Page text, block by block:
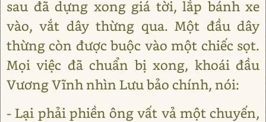
sau đã dựng xong giá tời, lắp bánh xe
vào, vắt dây thừng qua. Một đầu dây
thừng còn được buộc vào một chiếc sọt.
Mọi việc đã chuẩn bị xong, khoái đầu
Vương Vĩnh nhìn Lưu bảo chính, nói:
- Lại phải phiền ông vất vả một chuyến,